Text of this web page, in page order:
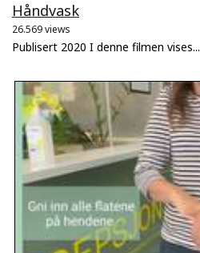
Håndvask
26.569 views
Publisert 2020 I denne filmen vises...